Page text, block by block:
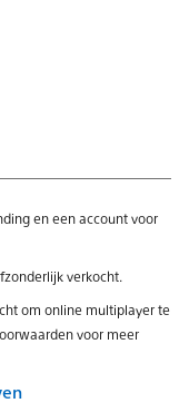
en een account voor
verkocht.
om online multiplayer te
voor meer